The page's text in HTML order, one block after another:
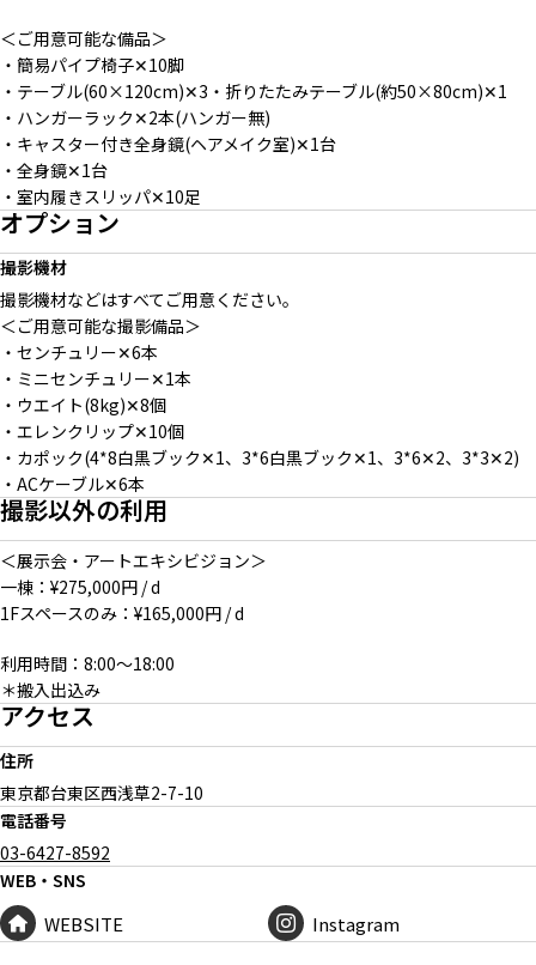
＜ご用意可能な備品＞
・簡易パイプ椅子✕10脚
・テーブル(60×120cm)✕3 ・折りたたみテーブル(約50×80cm)✕1
・ハンガーラック✕2本(ハンガー無)
・キャスター付き全身鏡(ヘアメイク室)✕1台
・全身鏡✕1台
・室内履きスリッパ✕10足
オプション
撮影機材
撮影機材などはすべてご用意ください。
＜ご用意可能な撮影備品＞
・センチュリー✕6本
・ミニセンチュリー✕1本
・ウエイト(8kg)✕8個
・エレンクリップ✕10個
・カポック(4*8白黒ブック✕1、3*6白黒ブック✕1、3*6✕2、3*3✕2)
・ACケーブル✕6本
撮影以外の利用
＜展示会・アートエキシビジョン＞
一棟：¥275,000円 / d
1Fスペースのみ：¥165,000円 / d
利用時間：8:00〜18:00
＊搬入出込み
アクセス
住所
東京都台東区西浅草2-7-10
電話番号
03-6427-8592
WEB・SNS
WEBSITE Instagram